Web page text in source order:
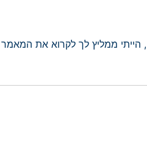
הייתי ממליץ לך לקרוא את המאמר